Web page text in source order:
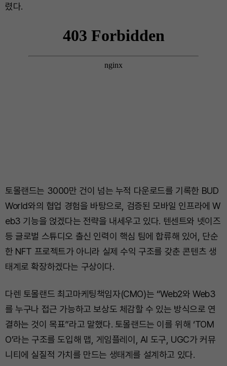
렸다.
토몰랜드는 3000만 건이 넘는 누적 다운로드를 기록한 BUD
World와의 협업 경험을 바탕으로, 검증된 모바일 인프라에 W
eb3 기능을 얹겠다는 전략을 내세우고 있다. 텐센트와 넷이즈
등 글로벌 스튜디오 출신 인력이 핵심 팀에 합류해 있어, 단순
한 NFT 프로젝트가 아니라 실제 수익 구조를 갖춘 콘텐츠 생
태계로 확장하겠다는 구상이다.
다렌 토몰랜드 최고마케팅책임자(CMO)는 “Web2와 Web3
를 누구나 접근 가능하고 보상도 체감할 수 있는 방식으로 연
결하는 것이 목표”라고 말했다. 토몰랜드는 이를 위해 ‘TOM
O’라는 구조를 도입해 맵, 게임플레이, AI 도구, UGC가 커뮤
니티에 실질적 가치를 만드는 생태계를 설계하고 있다.